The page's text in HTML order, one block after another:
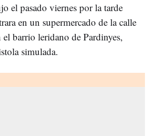
el pasado viernes por la tarde
en un supermercado de la calle
barrio leridano de Pardinyes,
simulada.